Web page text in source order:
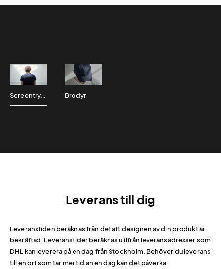
Screentryck Brodyr
Leverans till dig
Leveranstiden beräknas från det att designen av din produkt är
bekräftad. Leveranstider beräknas utifrån leveransadresser som
DHL kan leverera på en dag från Stockholm. Behöver du leverans
till en ort som tar mer tid än en dag kan det påverka